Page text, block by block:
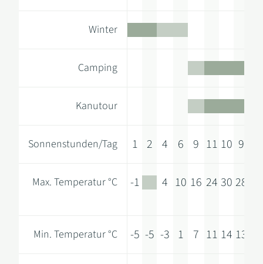
Winter
Camping
Kanutour
Sonnenstunden/Tag 1 2 4 6 9 11 10 9
Max. Temperatur °C -1 4 10 16 24 30 28
Min. Temperatur °C -5 -5 -3 1 7 11 14 13